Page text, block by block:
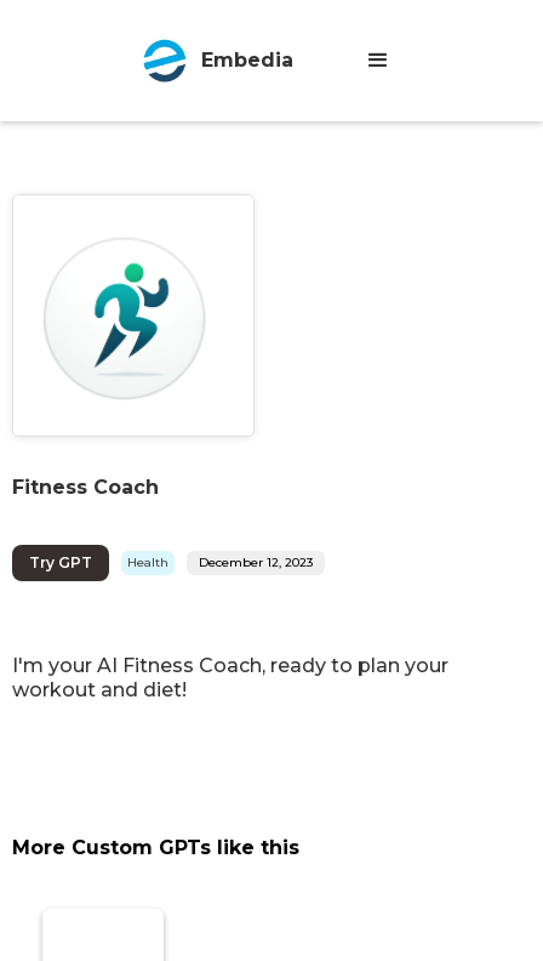
Embedia
Fitness Coach
Try GPT Health December 12, 2023
I'm your AI Fitness Coach, ready to plan your
workout and diet!
More Custom GPTs like this